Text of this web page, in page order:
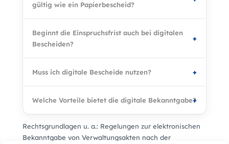
gültig wie ein Papierbescheid?
Beginnt die Einspruchsfrist auch bei digitalen
Bescheiden?
Muss ich digitale Bescheide nutzen?
Welche Vorteile bietet die digitale Bekanntgabe?
Rechtsgrundlagen u. a.: Regelungen zur elektronischen
Bekanntgabe von Verwaltungsakten nach der